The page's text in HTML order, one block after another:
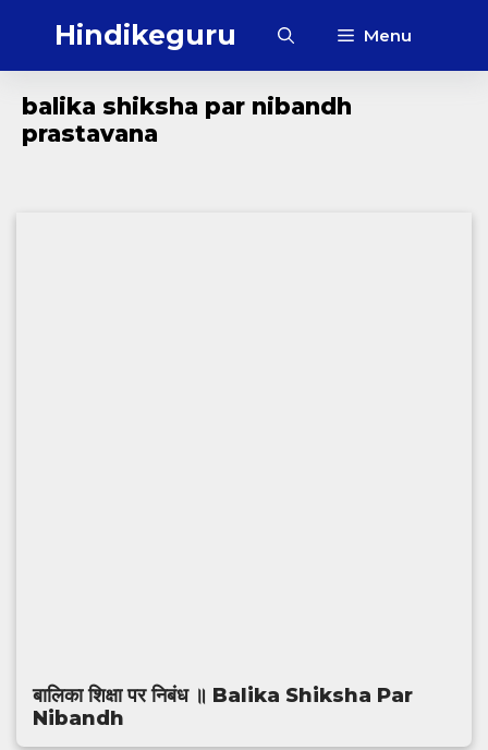
Hindikeguru Menu
balika shiksha par nibandh
prastavana
बालिका शिक्षा पर निबंध ॥ Balika Shiksha Par
Nibandh